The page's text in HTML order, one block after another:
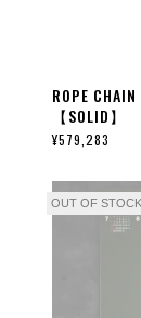
ROPE
【SOLID】
¥579,283
OUT OF STOCK